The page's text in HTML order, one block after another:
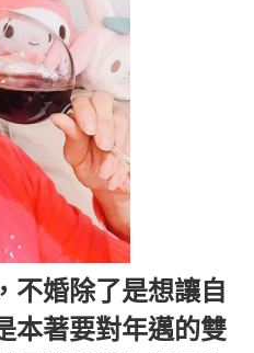
不婚除了是想讓自
本著要對年邁的雙